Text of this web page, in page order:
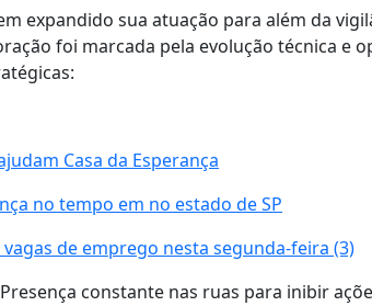
expandido sua atuação para além da
foi marcada pela evolução técnica e
Casa da Esperança
no tempo em no estado de SP
vagas de emprego nesta segunda-feira (3)
Presença constante nas ruas para inibir